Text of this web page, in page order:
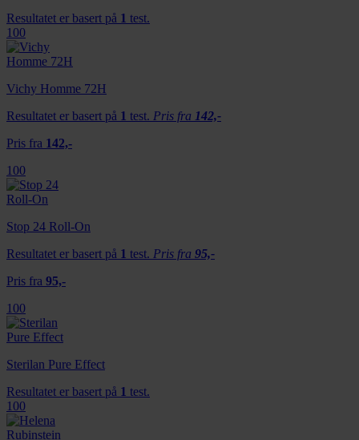
Resultatet er basert på 1 test.
100
Vichy Homme 72H
Resultatet er basert på 1 test. Pris fra 142,-
Pris fra 142,-
100
Stop 24 Roll-On
Resultatet er basert på 1 test. Pris fra 95,-
Pris fra 95,-
100
Sterilan Pure Effect
Resultatet er basert på 1 test.
100